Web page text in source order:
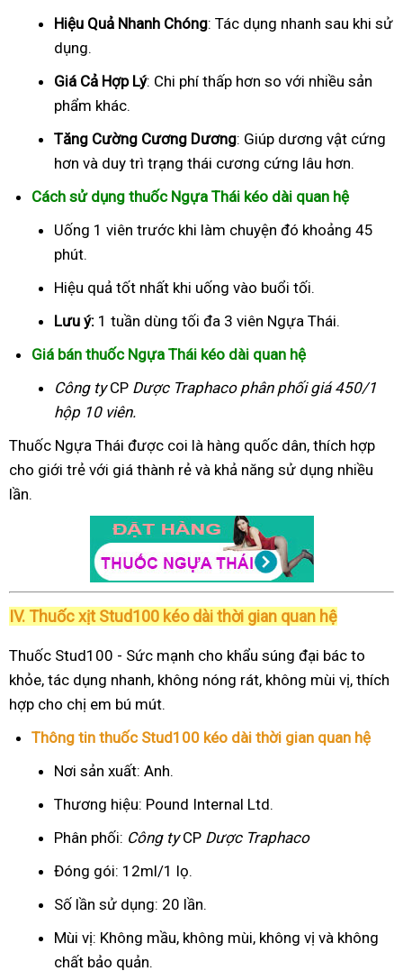
Hiệu Quả Nhanh Chóng: Tác dụng nhanh sau khi sử
dụng.
Giá Cả Hợp Lý: Chi phí thấp hơn so với nhiều sản
phẩm khác.
Tăng Cường Cương Dương: Giúp dương vật cứng
hơn và duy trì trạng thái cương cứng lâu hơn.
Cách sử dụng thuốc Ngựa Thái kéo dài quan hệ
Uống 1 viên trước khi làm chuyện đó khoảng 45
phút.
Hiệu quả tốt nhất khi uống vào buổi tối.
Lưu ý: 1 tuần dùng tối đa 3 viên Ngựa Thái.
Giá bán thuốc Ngựa Thái kéo dài quan hệ
Công tyCP Dược Traphacophân phối giá 450/1
hộp 10 viên.
Thuốc Ngựa Thái được coi là hàng quốc dân, thích hợp
cho giới trẻ với giá thành rẻ và khả năng sử dụng nhiều
lần.
IV. Thuốc xịt Stud100 kéo dài thời gian quan hệ
Thuốc Stud100 - Sức mạnh cho khẩu súng đại bác to
khỏe, tác dụng nhanh, không nóng rát, không mùi vị, thích
hợp cho chị em bú mút.
Thông tin thuốc Stud100 kéo dài thời gian quan hệ
Nơi sản xuất: Anh.
Thương hiệu: Pound Internal Ltd.
Phân phối: Công tyCP Dược Traphaco
Đóng gói: 12ml/1 lọ.
Số lần sử dụng: 20 lần.
Mùi vị: Không mầu, không mùi, không vị và không
chất bảo quản.